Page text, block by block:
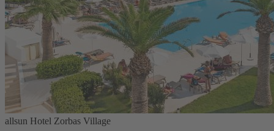
allsun Hotel Zorbas Village